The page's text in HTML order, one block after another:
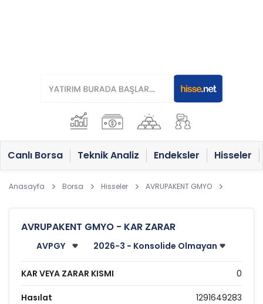
Canlı Borsa Teknik Analiz Endeksler Hisseler
Anasayfa Borsa Hisseler AVRUPAKENT GMYO
AVRUPAKENT GMYO - KAR ZARAR
KAR VEYA ZARAR KISMI 0
Hasılat 1291649283